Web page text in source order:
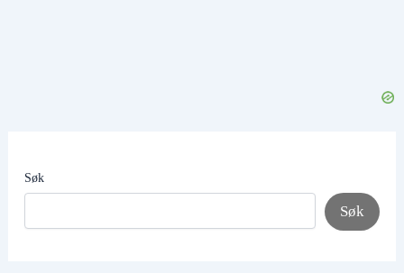
Søk
Søk